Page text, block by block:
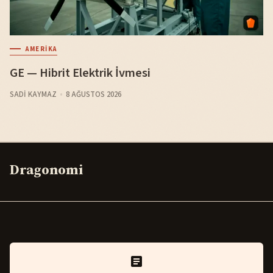
AMERIKA
GE — Hibrit Elektrik İvmesi
SADI KAYMAZ 8 AĞUSTOS 2026
Dragonomi